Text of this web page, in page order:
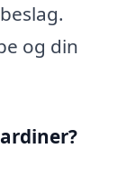
og din